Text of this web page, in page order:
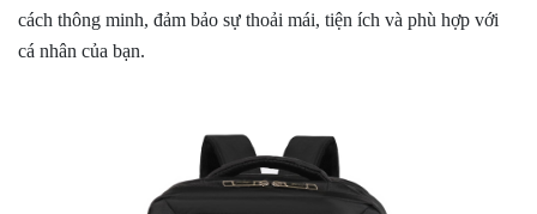
cách thông minh, đảm bảo sự thoải mái, tiện ích và phù hợp với
cá nhân của bạn.